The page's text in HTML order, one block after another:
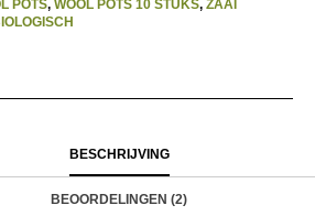
POTS, WOOL POTS 10 STUKS, ZAAI
BESCHRIJVING
BEOORDELINGEN (2)